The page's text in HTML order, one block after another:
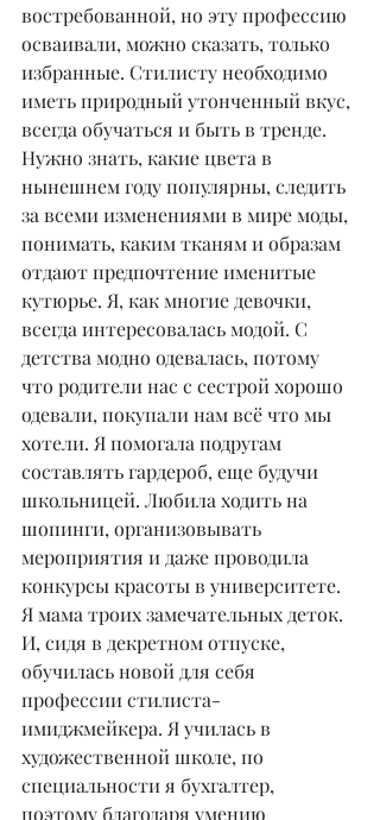
востребованной, но эту профессию
осваивали, можно сказать, только
избранные. Стилисту необходимо
иметь природный утонченный вкус,
всегда обучаться и быть в тренде.
Нужно знать, какие цвета в
нынешнем году популярны, следить
за всеми изменениями в мире моды,
понимать, каким тканям и образам
отдают предпочтение именитые
кутюрье. Я, как многие девочки,
всегда интересовалась модой. С
детства модно одевалась, потому
что родители нас с сестрой хорошо
одевали, покупали нам всё что мы
хотели. Я помогала подругам
составлять гардероб, еще будучи
школьницей. Любила ходить на
шопинги, организовывать
мероприятия и даже проводила
конкурсы красоты в университете.
Я мама троих замечательных деток.
И, сидя в декретном отпуске,
обучилась новой для себя
профессии стилиста-
имиджмейкера. Я училась в
художественной школе, по
специальности я бухгалтер,
поэтому благодаря умению